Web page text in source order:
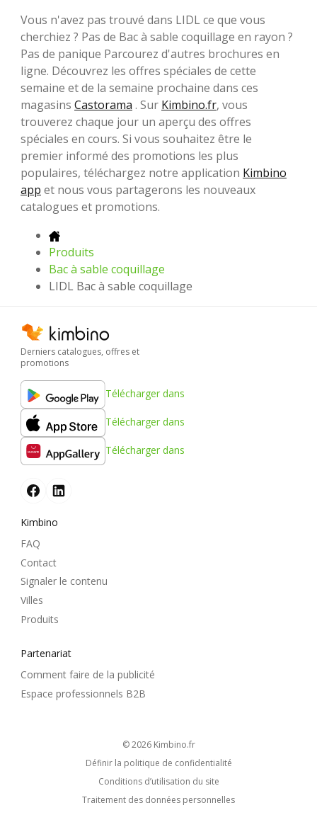
Vous n'avez pas trouvé dans LIDL ce que vous
cherchiez ? Pas de Bac à sable coquillage en rayon ?
Pas de panique Parcourez d'autres brochures en
ligne. Découvrez les offres spéciales de cette
semaine et de la semaine prochaine dans ces
magasins Castorama . Sur Kimbino.fr, vous
trouverez chaque jour un aperçu des offres
spéciales en cours. Si vous souhaitez être le
premier informé des promotions les plus
populaires, téléchargez notre application Kimbino
app et nous vous partagerons les nouveaux
catalogues et promotions.
Produits
Bac à sable coquillage
LIDL Bac à sable coquillage
Derniers catalogues, offres et
promotions
Télécharger dans
Télécharger dans
Télécharger dans
Kimbino
FAQ
Contact
Signaler le contenu
Villes
Produits
Partenariat
Comment faire de la publicité
Espace professionnels B2B
© 2026 kimbino.fr
Définir la politique de confidentialité
Conditions d’utilisation du site
Traitement des données personnelles